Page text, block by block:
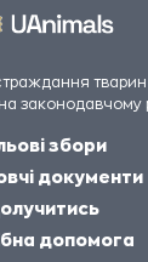
законодавчому
збори
документи
допомога